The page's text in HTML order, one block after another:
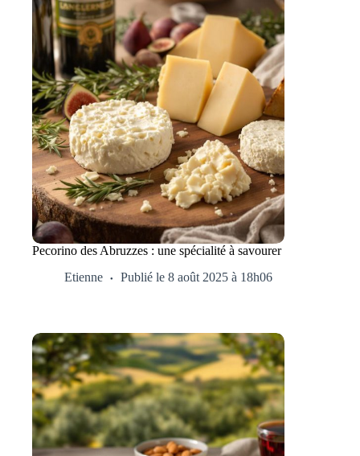
Pecorino des Abruzzes : une spécialité à savourer
Etienne
Publié le 8 août 2025 à 18h06